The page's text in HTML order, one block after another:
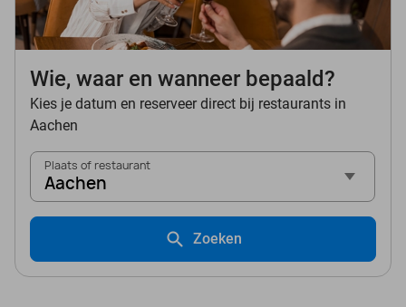
Wie, waar en wanneer bepaald?
Kies je datum en reserveer direct bij restaurants in
Aachen
Plaats of restaurant
Aachen
Zoeken